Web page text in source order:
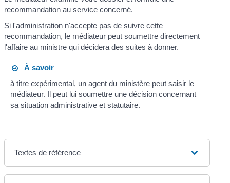
recommandation au service concerné.
Si l'administration n'accepte pas de suivre cette
recommandation, le médiateur peut soumettre directement
l'affaire au ministre qui décidera des suites à donner.
À savoir
à titre expérimental, un agent du ministère peut saisir le
médiateur. Il peut lui soumettre une décision concernant
sa situation administrative et statutaire.
Textes de référence